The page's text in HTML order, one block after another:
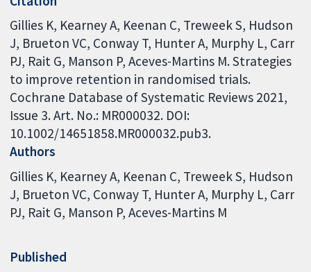
Gillies K, Kearney A, Keenan C, Treweek S, Hudson
J, Brueton VC, Conway T, Hunter A, Murphy L, Carr
PJ, Rait G, Manson P, Aceves-Martins M. Strategies
to improve retention in randomised trials.
Cochrane Database of Systematic Reviews 2021,
Issue 3. Art. No.: MR000032. DOI:
10.1002/14651858.MR000032.pub3.
Authors
Gillies K Kearney A Keenan C Treweek S Hudson
J Brueton VC Conway T Hunter A Murphy L Carr
PJ Rait G Manson P Aceves-Martins M
Published